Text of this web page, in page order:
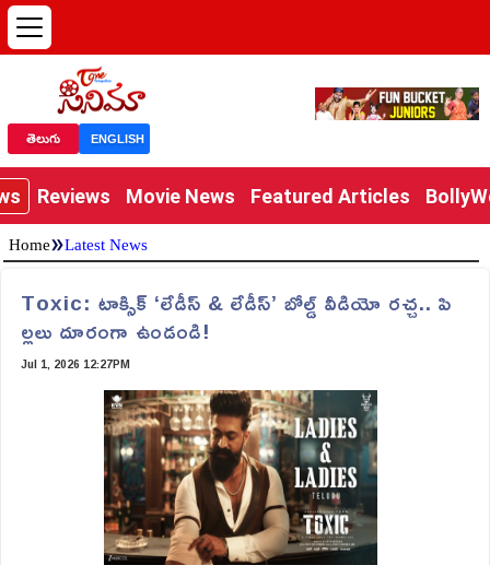
తెలుగు ENGLISH
Reviews Movie News Featured Articles
Home»Latest News
Toxic: టాక్సిక్ ‘లేడీస్ & లేడీస్’ బోల్డ్ వీడియో రచ్చ.. పి
ల్లలు దూరంగా ఉండండి!
Jul 1, 2026 12:27PM